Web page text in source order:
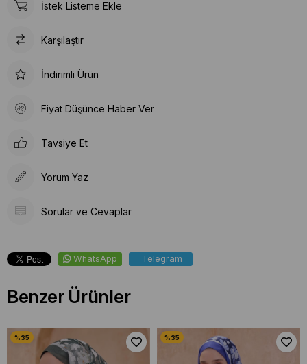
İstek Listeme Ekle
Karşılaştır
İndirimli Ürün
Fiyat Düşünce Haber Ver
Tavsiye Et
Yorum Yaz
Sorular ve Cevaplar
WhatsApp Telegram
Benzer Ürünler